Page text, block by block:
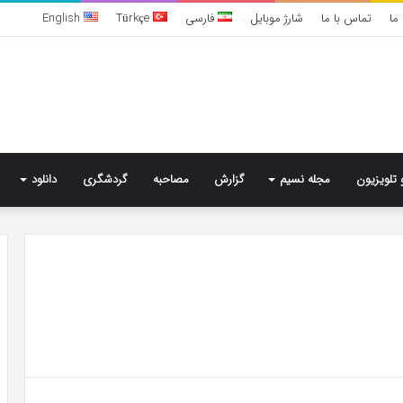
تماس با ما شارژ موبایل فارسی Türkçe
English
تلویزیون مجله نسیم گزارش مصاحبه گردشگری دانلود
دکتر